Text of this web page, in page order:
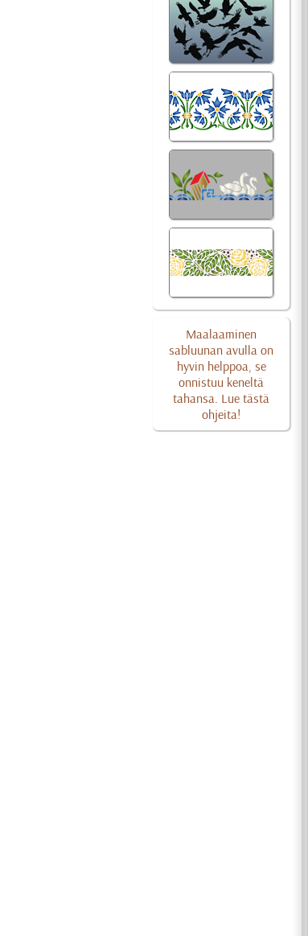
Maalaaminen
sabluunan avulla on
hyvin helppoa, se
onnistuu keneltä
tahansa. Lue tästä
ohjeita!